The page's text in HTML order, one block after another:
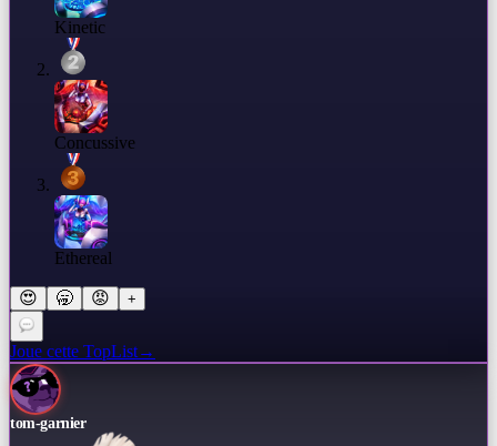
Kinetic
Concussive
Ethereal
😍 🥱 😡 +
Joue cette TopList→
tom-garnier